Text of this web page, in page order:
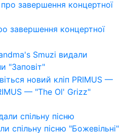
завершення концертної
"Заповіт"
— "The Ol' Grizz"
спільну пісню "Божевільні"